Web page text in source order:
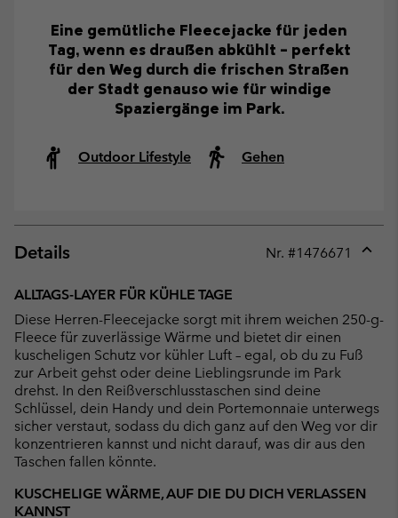
Eine gemütliche Fleecejacke für jeden
Tag, wenn es draußen abkühlt – perfekt
für den Weg durch die frischen Straßen
der Stadt genauso wie für windige
Spaziergänge im Park.
Outdoor Lifestyle Gehen
Details Nr. #1476671
ALLTAGS-LAYER FÜR KÜHLE TAGE
Diese Herren-Fleecejacke sorgt mit ihrem weichen 250-g-
Fleece für zuverlässige Wärme und bietet dir einen
kuscheligen Schutz vor kühler Luft – egal, ob du zu Fuß
zur Arbeit gehst oder deine Lieblingsrunde im Park
drehst. In den Reißverschlusstaschen sind deine
Schlüssel, dein Handy und dein Portemonnaie unterwegs
sicher verstaut, sodass du dich ganz auf den Weg vor dir
konzentrieren kannst und nicht darauf, was dir aus den
Taschen fallen könnte.
KUSCHELIGE WÄRME, AUF DIE DU DICH VERLASSEN
KANNST